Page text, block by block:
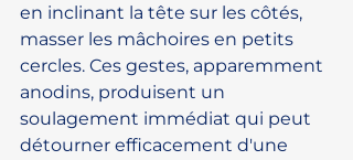
en inclinant la tête sur les côtés,
masser les mâchoires en petits
cercles. Ces gestes, apparemment
anodins, produisent un
soulagement immédiat qui peut
détourner efficacement d'une